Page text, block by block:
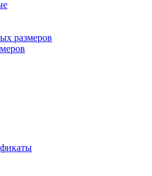
размеров